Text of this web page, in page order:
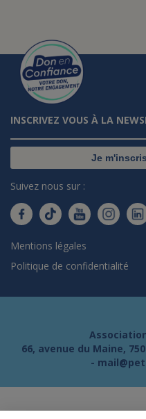
INSCRIVEZ VOUS À LA
Je
Suivez nous sur :
Mentions légales
Politique de confidentialité
66, avenue du Maine,
-